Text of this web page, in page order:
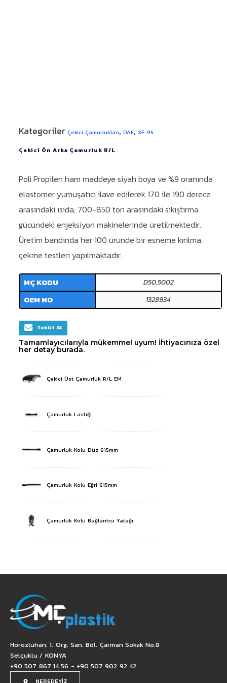
Kategoriler Çekici Çamurlukları,DAF,XF-95
Çekici Ön Arka Çamurluk R/L
Poli Propilen ham maddeye siyah boya ve %9 oranında
elastomer yumuşatıcı ilave edilerek 170 ile 190 derece
arasındaki ısıda, 700-850 ton arasındaki sıkıştırma
gücündeki enjeksiyon makinelerinde üretilmektedir.
Üretim bandında her 100 üründe bir esneme kırılma,
çekme testleri yapılmaktadır.
MÇ KODU D50.5002
OEM NO 1328934
Teklif Al
Tamamlayıcılarıyla mükemmel uyum! İhtiyacınıza özel
her detay burada.
Çekici Üst Çamurluk R/L EM
Çamurluk Lastiği
Çamurluk Kolu Düz 615mm
Çamurluk Kolu Eğri 615mm
Çamurluk Kolu Bağlantısı Yatağı
Horozluhan, 1. Org. San. Böl. Çarman Sokak No.8
Selçuklu / KONYA
+90 507 867 14 56 - +90 507 902 92 42
NEREDEYİZ